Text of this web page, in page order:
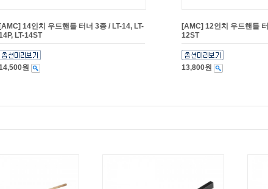
[AMC] 14인치 우드핸들 터너 3종 / LT-14, LT-
LT-14ST
원
[AMC] 12인치 우드핸들
12ST
13,800원